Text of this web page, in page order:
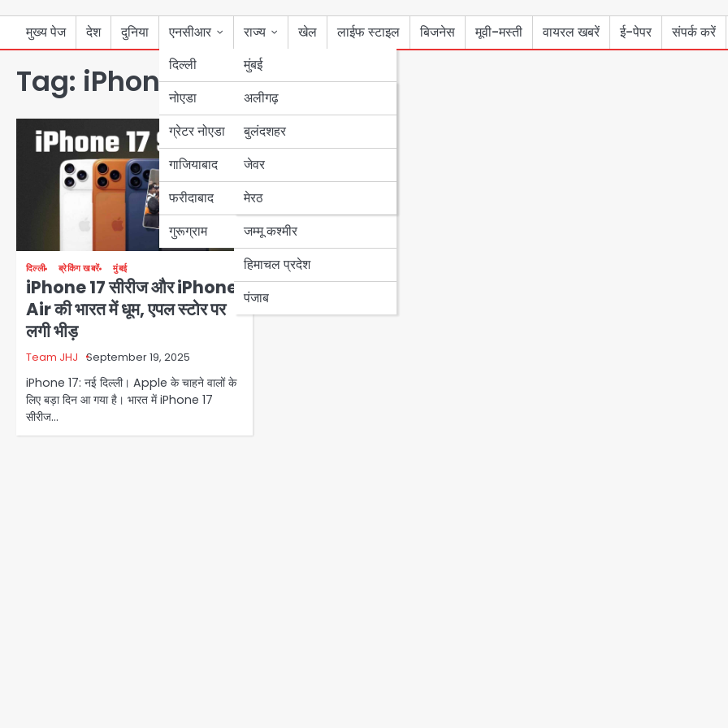
मुख्य पेज देश दुनिया
एनसीआर
दिल्ली
नोएडा
ग्रेटर नोएडा
गाजियाबाद
फरीदाबाद
गुरूग्राम
राज्य
मुंबई
उत्तर प्रदेश
अलीगढ़
बुलंदशहर
जेवर
मेरठ
बिहार
पंजाब
हरियाणा
जम्मू कश्मीर
हिमाचल प्रदेश
पंजाब
खेल लाईफ स्टाइल बिजनेस मूवी-मस्ती वायरल खबरें ई-पेपर संपर्क करें
Tag: iPhone 17:
दिल्ली ब्रेकिंग खबरें मुंबई
iPhone 17 सीरीज और iPhone
Air की भारत में धूम, एपल स्टोर पर
लगी भीड़
Team JHJ September 19, 2025
iPhone 17: नई दिल्ली। Apple के चाहने वालों के
लिए बड़ा दिन आ गया है। भारत में iPhone 17
सीरीज…